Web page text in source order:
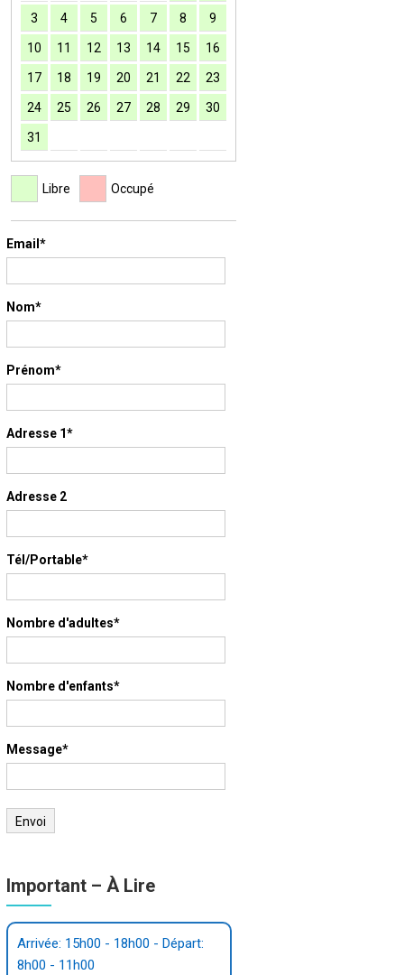
3 4 5 6 7 8 9
10 11 12 13 14 15 16
17 18 19 20 21 22 23
24 25 26 27 28 29 30
31
Libre Occupé
Email*
Nom*
Prénom*
Adresse 1*
Adresse 2
Tél/Portable*
Nombre d'adultes*
Nombre d'enfants*
Message*
Important – À Lire
Arrivée: 15h00 - 18h00 - Départ:
8h00 - 11h00